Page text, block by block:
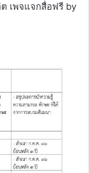
เพจแจกสื่อฟรี by